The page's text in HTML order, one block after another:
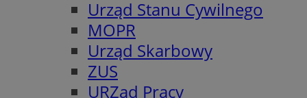
Urząd Stanu Cywilnego
MOPR
Urząd Skarbowy
ZUS
URZąd Pracy